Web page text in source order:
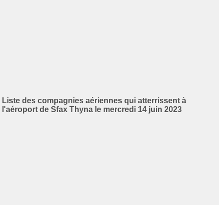
Liste des compagnies aériennes qui atterrissent à
l'aéroport de Sfax Thyna le mercredi 14 juin 2023